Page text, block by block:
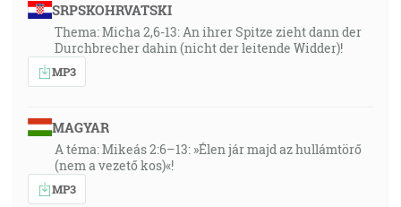
SRPSKOHRVATSKI
Thema: Micha 2,6-13: An ihrer Spitze zieht dann der
Durchbrecher dahin (nicht der leitende Widder)!
MP3
MAGYAR
A téma: Mikeás 2:6–13: »Élen jár majd az hullámtörő
(nem a vezető kos)«!
MP3